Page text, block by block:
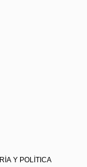
Y POLÍTICA